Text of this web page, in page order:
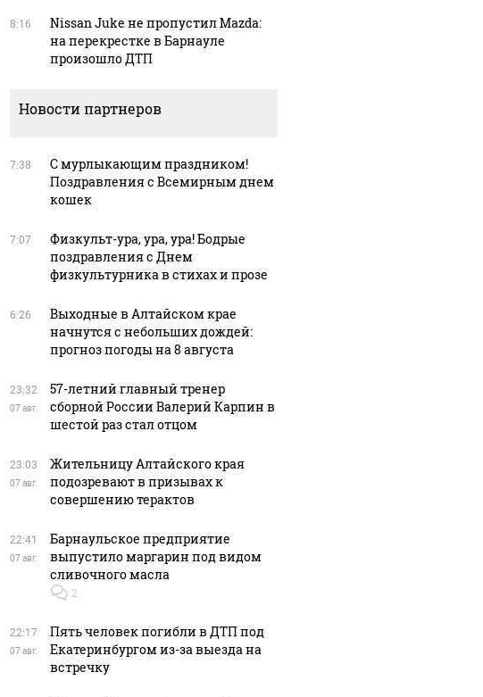
Как выглядит место
Кавказе: смотреть
8:16
Nissan Juke не пропустил Mazda:
на перекрестке в Барнауле
произошло ДТП
Новости партнеров
7:38
С мурлыкающим праздником!
Поздравления с Всемирным днем
кошек
7:07
Физкульт-ура, ура, ура! Бодрые
поздравления с Днем
физкультурника в стихах и прозе
6:26
Выходные в Алтайском крае
начнутся с небольших дождей:
прогноз погоды на 8 августа
23:32
07 авг.
57-летний главный тренер
сборной России Валерий Карпин в
шестой раз стал отцом
23:03
07 авг.
Жительницу Алтайского края
подозревают в призывах к
совершению терактов
22:41
07 авг.
Барнаульское предприятие
выпустило маргарин под видом
сливочного масла
2
22:17
07 авг.
Пять человек погибли в ДТП под
Екатеринбургом из-за выезда на
встречку